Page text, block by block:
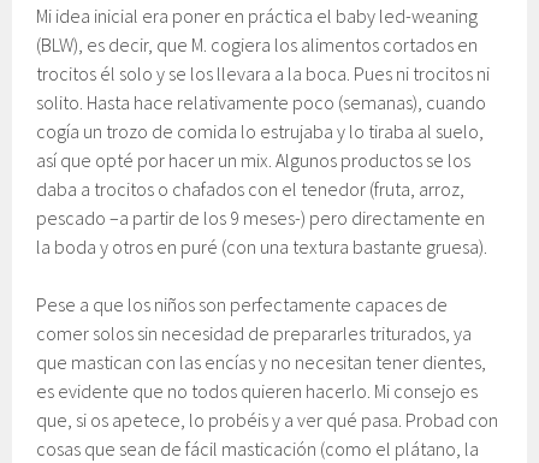
Mi idea inicial era poner en práctica el baby led-weaning
(BLW), es decir, que M. cogiera los alimentos cortados en
trocitos él solo y se los llevara a la boca. Pues ni trocitos ni
solito. Hasta hace relativamente poco (semanas), cuando
cogía un trozo de comida lo estrujaba y lo tiraba al suelo,
así que opté por hacer un mix. Algunos productos se los
daba a trocitos o chafados con el tenedor (fruta, arroz,
pescado –a partir de los 9 meses-) pero directamente en
la boda y otros en puré (con una textura bastante gruesa).
Pese a que los niños son perfectamente capaces de
comer solos sin necesidad de prepararles triturados, ya
que mastican con las encías y no necesitan tener dientes,
es evidente que no todos quieren hacerlo. Mi consejo es
que, si os apetece, lo probéis y a ver qué pasa. Probad con
cosas que sean de fácil masticación (como el plátano, la